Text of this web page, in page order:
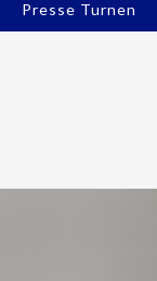
Presse Turnen